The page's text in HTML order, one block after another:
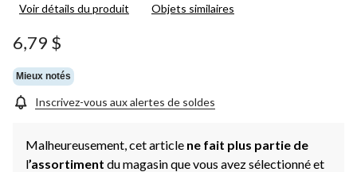
Voir détails du produit Objets similaires
6,79 $
Mieux notés
Inscrivez-vous aux alertes de soldes
Malheureusement, cet article ne fait plus partie de
l’assortiment du magasin que vous avez sélectionné et